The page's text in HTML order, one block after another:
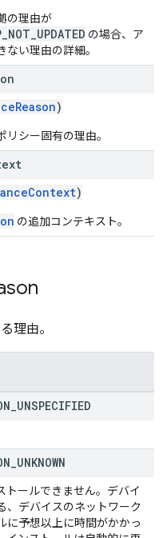
の理由が
の場合、ア
い理由の詳細。
)
シー固有の理由。
)
の追加コンテキスト。
理由。
UNSPECIFIED
UNKNOWN
トールできません。デバイ
、デバイスのネットワーク
に予想以上に時間がかかっ